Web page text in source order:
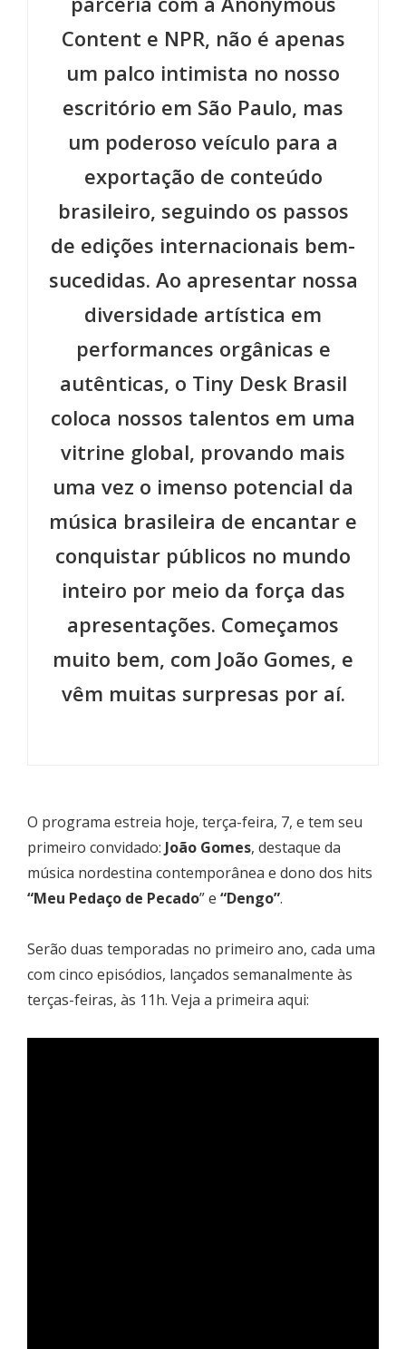
Content e NPR, não é apenas
um palco intimista no nosso
escritório em São Paulo, mas
um poderoso veículo para a
exportação de conteúdo
brasileiro, seguindo os passos
de edições internacionais bem-
sucedidas. Ao apresentar nossa
diversidade artística em
performances orgânicas e
autênticas, o Tiny Desk Brasil
coloca nossos talentos em uma
vitrine global, provando mais
uma vez o imenso potencial da
música brasileira de encantar e
conquistar públicos no mundo
inteiro por meio da força das
apresentações. Começamos
muito bem, com João Gomes, e
vêm muitas surpresas por aí.
O programa estreia hoje, terça-feira, 7, e tem seu
primeiro convidado: João Gomes, destaque da
música nordestina contemporânea e dono dos hits
“Meu Pedaço de Pecado” e “Dengo”.
Serão duas temporadas no primeiro ano, cada uma
com cinco episódios, lançados semanalmente às
terças-feiras, às 11h. Veja a primeira aqui: